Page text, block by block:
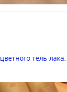
цветного гель-лака